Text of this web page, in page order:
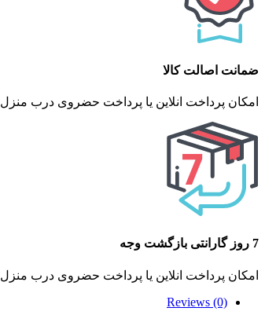
ضمانت اصالت کالا
امکان پرداخت انلاین یا پرداخت حضروی درب منزل
7 روز گارانتی بازگشت وجه
امکان پرداخت انلاین یا پرداخت حضروی درب منزل
Reviews (0)